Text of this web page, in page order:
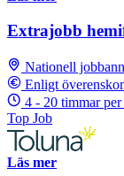
Extrajobb
Nationell
Enligt
4 - 20 timmar per
Top Job
Läs mer